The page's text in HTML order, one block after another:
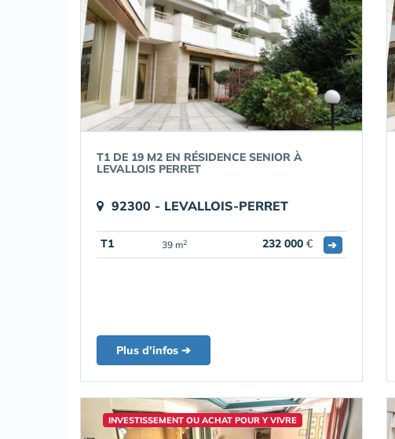
T1 DE 19 M2 EN RÉSIDENCE SENIOR À
LEVALLOIS PERRET
92300 - LEVALLOIS-PERRET
T1 39 m2 232 000 € ➔
Plus d'infos ➔
INVESTISSEMENT OU ACHAT POUR Y VIVRE